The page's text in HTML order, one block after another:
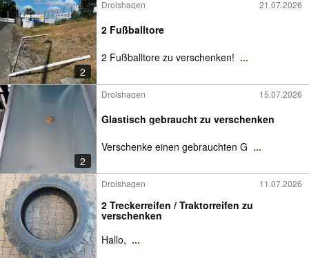
2
Drolshagen 21.07.2026
2 Fußballtore
2 Fußballtore zu verschenken! ...
2
Drolshagen 15.07.2026
Glastisch gebraucht zu verschenken
Verschenke einen gebrauchten G ...
Drolshagen 11.07.2026
2 Treckerreifen / Traktorreifen zu
verschenken
Hallo, ...